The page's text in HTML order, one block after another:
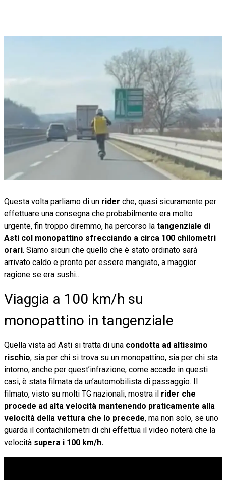
Questa volta parliamo di un rider che, quasi sicuramente per
effettuare una consegna che probabilmente era molto
urgente, fin troppo diremmo, ha percorso la tangenziale di
Asti col monopattino sfrecciando a circa 100 chilometri
orari. Siamo sicuri che quello che è stato ordinato sarà
arrivato caldo e pronto per essere mangiato, a maggior
ragione se era sushi…
Viaggia a 100 km/h su
monopattino in tangenziale
Quella vista ad Asti si tratta di una condotta ad altissimo
rischio, sia per chi si trova su un monopattino, sia per chi sta
intorno, anche per quest’infrazione, come accade in questi
casi, è stata filmata da un’automobilista di passaggio. Il
filmato, visto su molti TG nazionali, mostra il rider che
procede ad alta velocità mantenendo praticamente alla
velocità della vettura che lo precede, ma non solo, se uno
guarda il contachilometri di chi effettua il video noterà che la
velocità supera i 100 km/h.